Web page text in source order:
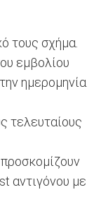
τους σχήμα.
εμβολίου
ημερομηνία
τελευταίους
αντιγόνου με